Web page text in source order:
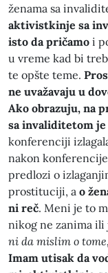
ženama sa
aktivistkinje sa
isto da pričamo i
u vreme kad bi
te opšte teme.
ne uvažavaju u
Ako obrazuju, na
sa invaliditetom
konferenciji
nakon
predlozi o
prostituciji, a o
ni reč. Meni je to
nikog ne zanima
ni da mislim o
Imam utisak da